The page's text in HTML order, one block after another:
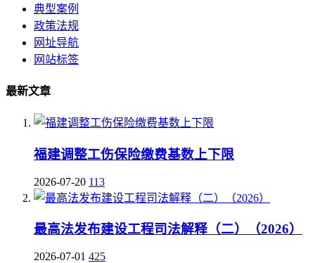
典型案例
政策法规
网址导航
网站标签
最新文章
福建调整工伤保险缴费基数上下限
2026-07-20 113
最高法发布建设工程司法解释（二）（2026）
2026-07-01 425